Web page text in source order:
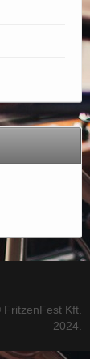
Kft.
2024.